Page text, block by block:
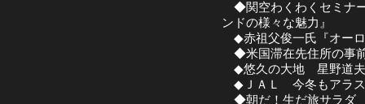
◆関空わくわくセミナ
ンドの様々な魅力』
◆赤祖父俊一氏『オー
◆米国滞在先住所の事
◆悠久の大地 星野道夫
◆ＪＡＬ 今冬もアラス
◆朝だ！生だ旅サラダ